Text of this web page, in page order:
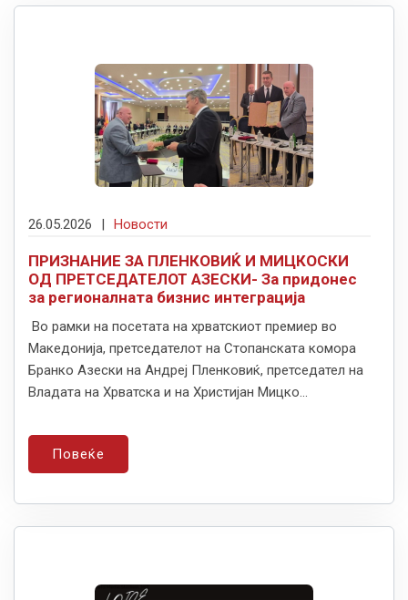
26.05.2026 | Новости
ПРИЗНАНИЕ ЗА ПЛЕНКОВИЌ И МИЦКОСКИ
ОД ПРЕТСЕДАТЕЛОТ АЗЕСКИ- За придонес
за регионалната бизнис интеграција
Во рамки на посетата на хрватскиот премиер во
Македонија, претседателот на Стопанската комора
Бранко Азески на Андреј Пленковиќ, претседател на
Владата на Хрватска и на Христијан Мицко...
Повеќе